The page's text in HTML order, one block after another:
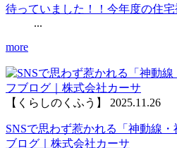
待っていました！！今年度の住宅
...
more
【くらしのくふう】 2025.11.26
SNSで思わず惹かれる「神動線
ブログ｜株式会社カーサ